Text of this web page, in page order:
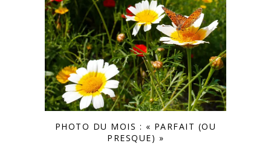
PHOTO DU MOIS : « PARFAIT (OU
PRESQUE) »